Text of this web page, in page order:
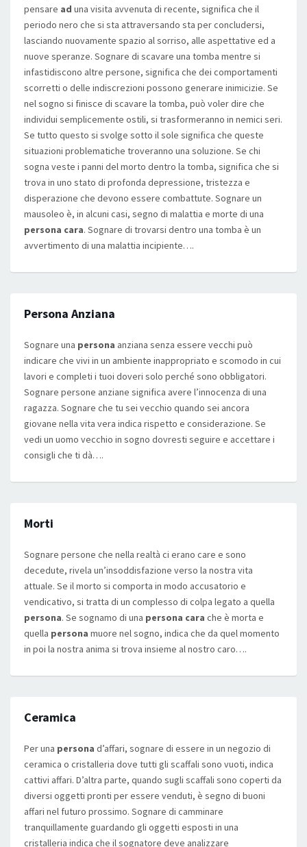
pensare ad una visita avvenuta di recente, significa che il
periodo nero che si sta attraversando sta per concludersi,
lasciando nuovamente spazio al sorriso, alle aspettative ed a
nuove speranze. Sognare di scavare una tomba mentre si
infastidiscono altre persone, significa che dei comportamenti
scorretti o delle indiscrezioni possono generare inimicizie. Se
nel sogno si finisce di scavare la tomba, può voler dire che
individui semplicemente ostili, si trasformeranno in nemici seri.
Se tutto questo si svolge sotto il sole significa che queste
situazioni problematiche troveranno una soluzione. Se chi
sogna veste i panni del morto dentro la tomba, significa che si
trova in uno stato di profonda depressione, tristezza e
disperazione che devono essere combattute. Sognare un
mausoleo è, in alcuni casi, segno di malattia e morte di una
persona cara. Sognare di trovarsi dentro una tomba è un
avvertimento di una malattia incipiente….
Persona Anziana
Sognare una persona anziana senza essere vecchi può
indicare che vivi in un ambiente inappropriato e scomodo in cui
lavori e completi i tuoi doveri solo perché sono obbligatori.
Sognare persone anziane significa avere l’innocenza di una
ragazza. Sognare che tu sei vecchio quando sei ancora
giovane nella vita vera indica rispetto e considerazione. Se
vedi un uomo vecchio in sogno dovresti seguire e accettare i
consigli che ti dà….
Morti
Sognare persone che nella realtà ci erano care e sono
decedute, rivela un’insoddisfazione verso la nostra vita
attuale. Se il morto si comporta in modo accusatorio e
vendicativo, si tratta di un complesso di colpa legato a quella
persona. Se sognamo di una persona cara che è morta e
quella persona muore nel sogno, indica che da quel momento
in poi la nostra anima si trova insieme al nostro caro….
Ceramica
Per una persona d’affari, sognare di essere in un negozio di
ceramica o cristalleria dove tutti gli scaffali sono vuoti, indica
cattivi affari. D’altra parte, quando sugli scaffali sono coperti da
diversi oggetti pronti per essere venduti, è segno di buoni
affari nel futuro prossimo. Sognare di camminare
tranquillamente guardando gli oggetti esposti in una
cristalleria indica che il sognatore deve analizzare